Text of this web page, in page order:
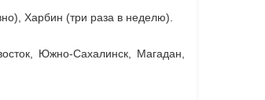
Харбин (три раза в неделю).
Южно-Сахалинск, Магадан,